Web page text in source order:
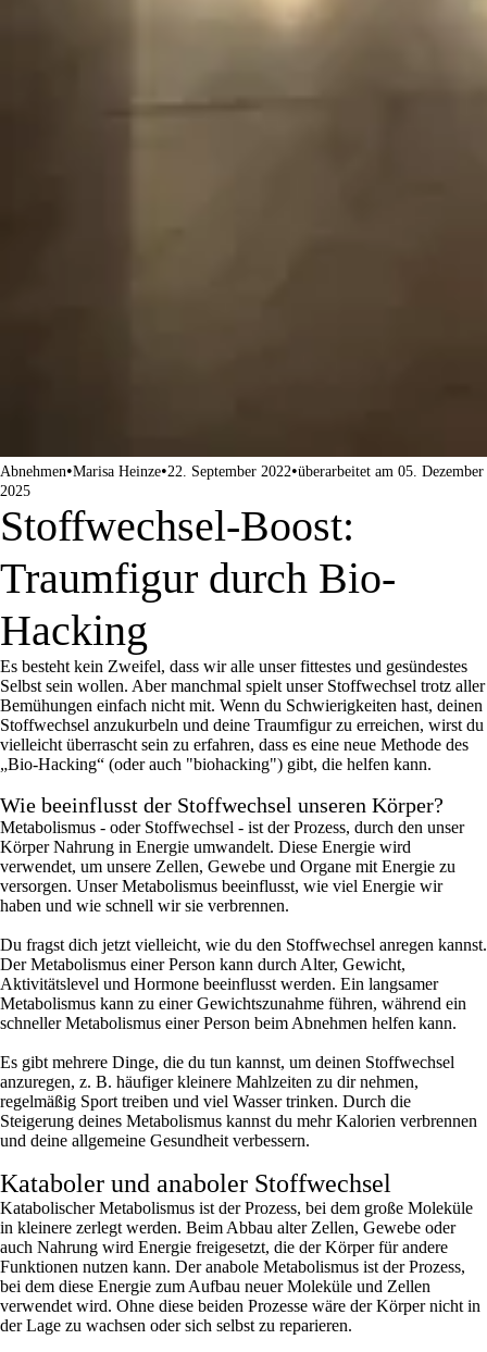
Abnehmen•Marisa Heinze•22. September 2022•überarbeitet am 05. Dezember
2025
Stoffwechsel-Boost:
Traumfigur durch Bio-
Hacking
Es besteht kein Zweifel, dass wir alle unser fittestes und gesündestes
Selbst sein wollen. Aber manchmal spielt unser Stoffwechsel trotz aller
Bemühungen einfach nicht mit. Wenn du Schwierigkeiten hast, deinen
Stoffwechsel anzukurbeln und deine Traumfigur zu erreichen, wirst du
vielleicht überrascht sein zu erfahren, dass es eine neue Methode des
„Bio-Hacking“ (oder auch "biohacking") gibt, die helfen kann.
Wie beeinflusst der Stoffwechsel unseren Körper?
Metabolismus - oder Stoffwechsel - ist der Prozess, durch den unser
Körper Nahrung in Energie umwandelt. Diese Energie wird
verwendet, um unsere Zellen, Gewebe und Organe mit Energie zu
versorgen. Unser Metabolismus beeinflusst, wie viel Energie wir
haben und wie schnell wir sie verbrennen.
Du fragst dich jetzt vielleicht, wie du den Stoffwechsel anregen kannst.
Der Metabolismus einer Person kann durch Alter, Gewicht,
Aktivitätslevel und Hormone beeinflusst werden. Ein langsamer
Metabolismus kann zu einer Gewichtszunahme führen, während ein
schneller Metabolismus einer Person beim Abnehmen helfen kann.
Es gibt mehrere Dinge, die du tun kannst, um deinen Stoffwechsel
anzuregen, z. B. häufiger kleinere Mahlzeiten zu dir nehmen,
regelmäßig Sport treiben und viel Wasser trinken. Durch die
Steigerung deines Metabolismus kannst du mehr Kalorien verbrennen
und deine allgemeine Gesundheit verbessern.
Kataboler und anaboler Stoffwechsel
Katabolischer Metabolismus ist der Prozess, bei dem große Moleküle
in kleinere zerlegt werden. Beim Abbau alter Zellen, Gewebe oder
auch Nahrung wird Energie freigesetzt, die der Körper für andere
Funktionen nutzen kann. Der anabole Metabolismus ist der Prozess,
bei dem diese Energie zum Aufbau neuer Moleküle und Zellen
verwendet wird. Ohne diese beiden Prozesse wäre der Körper nicht in
der Lage zu wachsen oder sich selbst zu reparieren.